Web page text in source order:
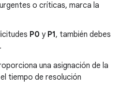
o críticas, marca la
P0 y P1, también debes
una asignación de la
tiempo de resolución